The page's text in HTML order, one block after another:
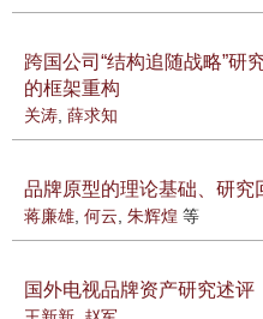
跨国公司“结构追随战略”研
的框架重构
关涛, 薛求知
品牌原型的理论基础、研究
蒋廉雄, 何云, 朱辉煌 等
国外电视品牌资产研究述评